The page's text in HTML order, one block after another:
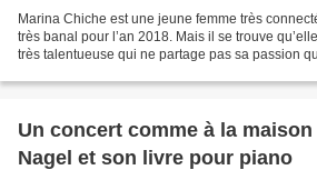
Marina Chiche est une jeune femme très
très banal pour l’an 2018. Mais il se trouve
très talentueuse qui ne partage pas sa passion
Un concert comme à la
Nagel et son livre pour piano